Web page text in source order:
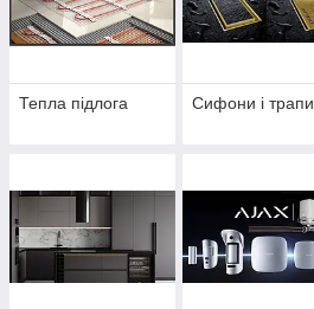
Тепла підлога Сифони і трапи